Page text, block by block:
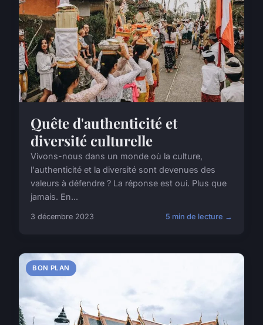
Quête d'authenticité et
diversité culturelle
Vivons-nous dans un monde où la culture,
l'authenticité et la diversité sont devenues des
valeurs à défendre ? La réponse est oui. Plus que
jamais. En...
3 décembre 2023 5 min de lecture →
BON PLAN